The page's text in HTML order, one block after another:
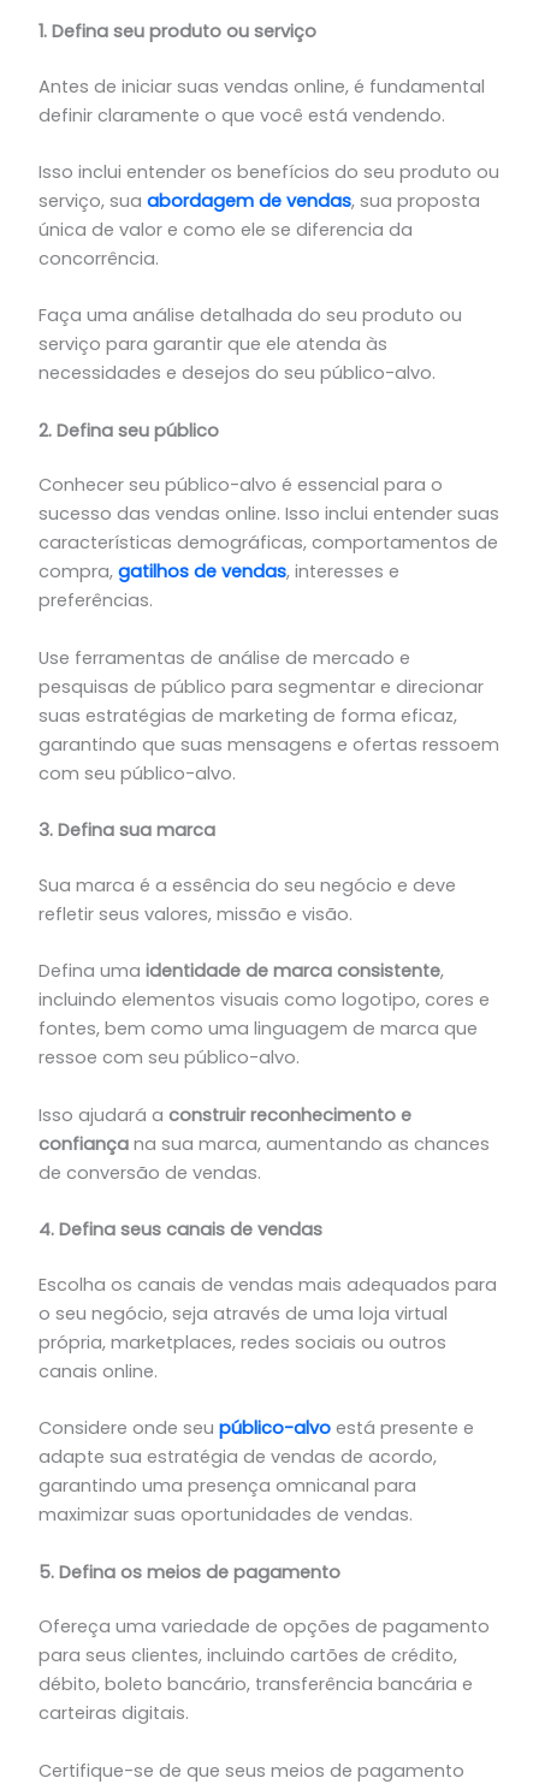
1. Defina seu produto ou serviço
Antes de iniciar suas vendas online, é fundamental
definir claramente o que você está vendendo.
Isso inclui entender os benefícios do seu produto ou
serviço, sua abordagem de vendas, sua proposta
única de valor e como ele se diferencia da
concorrência.
Faça uma análise detalhada do seu produto ou
serviço para garantir que ele atenda às
necessidades e desejos do seu público-alvo.
2. Defina seu público
Conhecer seu público-alvo é essencial para o
sucesso das vendas online. Isso inclui entender suas
características demográficas, comportamentos de
compra, gatilhos de vendas, interesses e
preferências.
Use ferramentas de análise de mercado e
pesquisas de público para segmentar e direcionar
suas estratégias de marketing de forma eficaz,
garantindo que suas mensagens e ofertas ressoem
com seu público-alvo.
3. Defina sua marca
Sua marca é a essência do seu negócio e deve
refletir seus valores, missão e visão.
Defina uma identidade de marca consistente,
incluindo elementos visuais como logotipo, cores e
fontes, bem como uma linguagem de marca que
ressoe com seu público-alvo.
Isso ajudará a construir reconhecimento e
confiançana sua marca, aumentando as chances
de conversão de vendas.
4. Defina seus canais de vendas
Escolha os canais de vendas mais adequados para
o seu negócio, seja através de uma loja virtual
própria, marketplaces, redes sociais ou outros
canais online.
Considere onde seu público-alvoestá presente e
adapte sua estratégia de vendas de acordo,
garantindo uma presença omnicanal para
maximizar suas oportunidades de vendas.
5. Defina os meios de pagamento
Ofereça uma variedade de opções de pagamento
para seus clientes, incluindo cartões de crédito,
débito, boleto bancário, transferência bancária e
carteiras digitais.
Certifique-se de que seus meios de pagamento